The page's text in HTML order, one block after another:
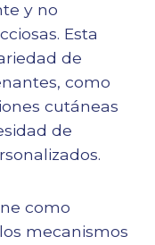
y no
Esta
de
como
cutáneas
de
como
mecanismos